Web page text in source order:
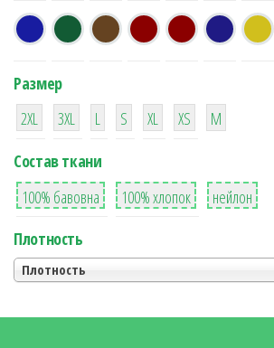
Размер
38
2XL
16
3XL
42
L
42
S
42
XL XS
М
Состав ткани
8
100% бавовна
36
100% хлопок
2
нейлон
Плотность
Плотность